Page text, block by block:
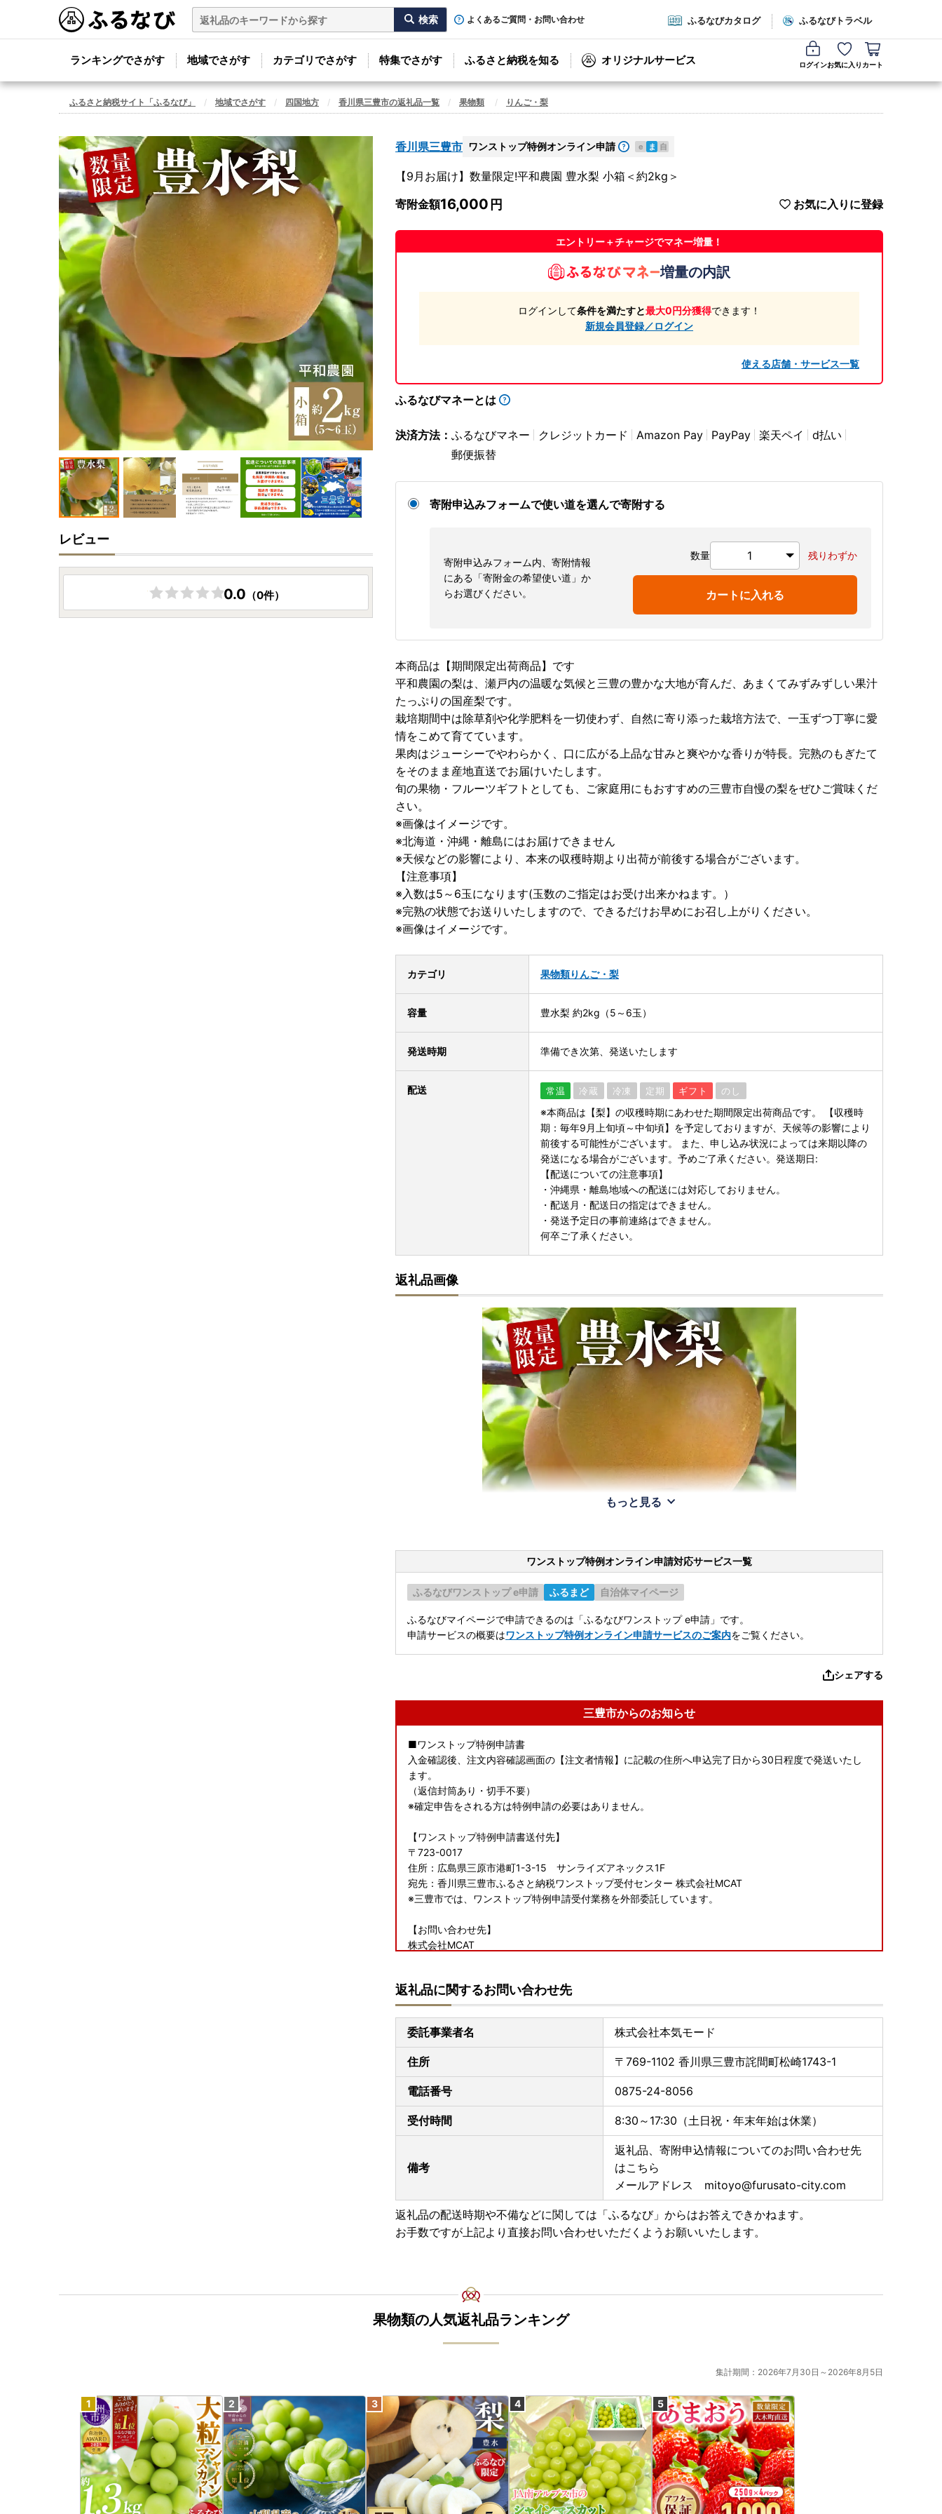
よくあるご質問・お問い合わせ ふるなびカタログ ふるなびトラベル
ランキングでさがす 地域でさがす カテゴリでさがす 特集でさがす ふるさと納税を知る オリジナルサービス ログインお気に入り カート
ふるさと納税サイト「ふるなび」 地域でさがす 四国地方 香川県三豊市の返礼品一覧 果物類 りんご・梨
香川県三豊市 ワンストップ特例オンライン申請 e ま 自
【9月お届け】数量限定!平和農園 豊水梨 小箱＜約2kg＞
寄附金額16,000 お気に入りに登録
エントリー＋チャージでマネー増量！
増量の内訳
ログインして条件を満たすと最大0円分獲得できます！
新規会員登録／ログイン
使える店舗・サービス一覧
ふるなびマネーとは
決済方法： ふるなびマネー クレジットカード Amazon Pay PayPay 楽天ペイ
d払い
郵便振替
寄附申込みフォームで使い道を選んで寄附する
寄附申込みフォーム内、寄附情報
にある「寄附金の希望使い道」か
らお選びください。
数量 残りわずか
カートに入れる
本商品は【期間限定出荷商品】です
平和農園の梨は、瀬戸内の温暖な気候と三豊の豊かな大地が育んだ、あまくてみずみずしい果汁
たっぷりの国産梨です。
栽培期間中は除草剤や化学肥料を一切使わず、自然に寄り添った栽培方法で、一玉ずつ丁寧に愛
情をこめて育てています。
果肉はジューシーでやわらかく、口に広がる上品な甘みと爽やかな香りが特長。完熟のもぎたて
をそのまま産地直送でお届けいたします。
旬の果物・フルーツギフトとしても、ご家庭用にもおすすめの三豊市自慢の梨をぜひご賞味くだ
さい。
※画像はイメージです。
※北海道・沖縄・離島にはお届けできません
※天候などの影響により、本来の収穫時期より出荷が前後する場合がございます。
【注意事項】
※入数は5～6玉になります(玉数のご指定はお受け出来かねます。）
※完熟の状態でお送りいたしますので、できるだけお早めにお召し上がりください。
※画像はイメージです。
カテゴリ 果物類りんご・梨
容量 豊水梨 約2kg（5～6玉）
発送時期 準備でき次第、発送いたします
配送 常温 冷蔵 冷凍 定期 ギフト のし
※本商品は【梨】の収穫時期にあわせた期間限定出荷商品です。 【収穫時
期：毎年9月上旬頃～中旬頃】を予定しておりますが、天候等の影響により
前後する可能性がございます。 また、申し込み状況によっては来期以降の
発送になる場合がございます。予めご了承ください。発送期日:
【配送についての注意事項】
・沖縄県・離島地域への配送には対応しておりません。
・配送月・配送日の指定はできません。
・発送予定日の事前連絡はできません。
何卒ご了承ください。
返礼品画像
もっと見る
ワンストップ特例オンライン申請対応サービス一覧
ふるなびワンストップ e申請 ふるまど 自治体マイページ
ふるなびマイページで申請できるのは「ふるなびワンストップ e申請」です。
申請サービスの概要はワンストップ特例オンライン申請サービスのご案内をご覧ください。
シェアする
三豊市からのお知らせ
■ワンストップ特例申請書
入金確認後、注文内容確認画面の【注文者情報】に記載の住所へ申込完了日から30日程度で発送いたし
ます。
（返信封筒あり・切手不要）
※確定申告をされる方は特例申請の必要はありません。
【ワンストップ特例申請書送付先】
〒723-0017
住所：広島県三原市港町1-3-15 サンライズアネックス1F
宛先：香川県三豊市ふるさと納税ワンストップ受付センター 株式会社MCAT
※三豊市では、ワンストップ特例申請受付業務を外部委託しています。
【お問い合わせ先】
株式会社MCAT
受付時間：10:00～17:00（土日祝を除く)
・メールでのお問い合わせにつきましては、お返事まで数日かかる場合がございますので、予めご了承く
ださい。
返礼品に関するお問い合わせ先
委託事業者名 株式会社本気モード
住所 〒769-1102 香川県三豊市詫間町松崎1743-1
電話番号 0875-24-8056
受付時間 8:30～17:30（土日祝・年末年始は休業）
備考
返礼品、寄附申込情報についてのお問い合わせ先
はこちら
メールアドレス mitoyo@furusato-city.com
返礼品の配送時期や不備などに関しては「ふるなび」からはお答えできかねます。
お手数ですが上記より直接お問い合わせいただくようお願いいたします。
レビュー
0.0 （0件）
果物類の人気返礼品ランキング
集計期間：2026年7月30日～2026年8月5日